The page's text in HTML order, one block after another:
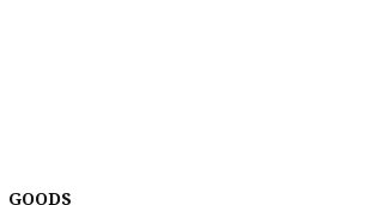
GOODS